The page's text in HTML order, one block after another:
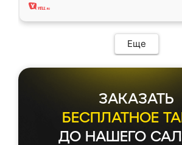
Еще
ЗАКАЗАТЬ
БЕСПЛАТНОЕ
ДО НАШЕГО